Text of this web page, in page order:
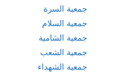
جمعية السرة
جمعية السلام
جمعية الشامية
جمعية الشعب
جمعية الشهداء